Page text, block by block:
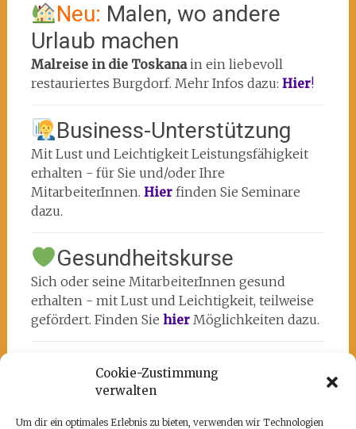
Cookie-Zustimmung
verwalten
Um dir ein optimales Erlebnis zu bieten, verwenden wir Technologien
Neu: Malen, wo andere
Urlaub machen
Malreise in die Toskanain ein liebevoll
restauriertes Burgdorf. Mehr Infos dazu: Hier!
Business-Unterstützung
Mit Lust und Leichtigkeit Leistungsfähigkeit
erhalten - für Sie und/oder Ihre
MitarbeiterInnen. Hier finden Sie Seminare
dazu.
Gesundheitskurse
Sich oder seine MitarbeiterInnen gesund
erhalten - mit Lust und Leichtigkeit, teilweise
gefördert. Finden Sie hier Möglichkeiten dazu.